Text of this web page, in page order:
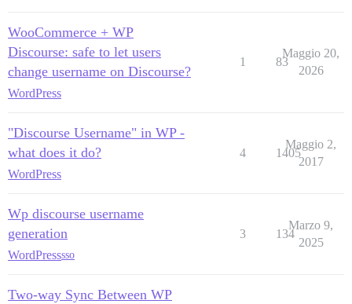
WooCommerce + WP
Discourse: safe to let users
change username on Discourse?
WordPress
1 83
Maggio 20,
2026
"Discourse Username" in WP -
what does it do?
WordPress
4 1405
Maggio 2,
2017
Wp discourse username
generation
WordPresssso
3 134
Marzo 9,
2025
Two-way Sync Between WP